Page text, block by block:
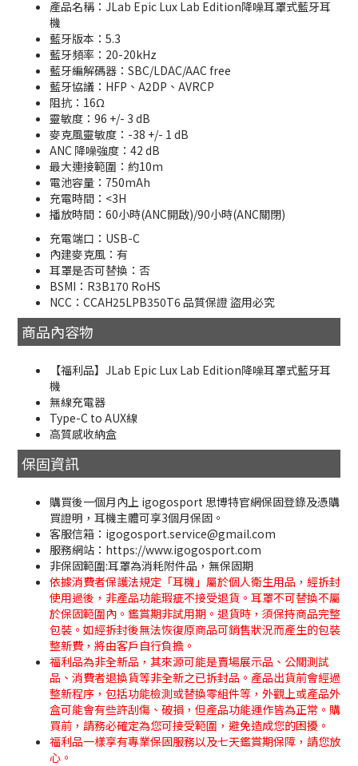
產品名稱：JLab Epic Lux Lab Edition降噪耳罩式藍牙耳
機
藍牙版本：5.3
藍牙頻率：20-20kHz
藍牙編解碼器：SBC/LDAC/AAC free
藍牙協議：HFP、A2DP、AVRCP
阻抗：16Ω
靈敏度：96 +/- 3 dB
麥克風靈敏度：-38 +/- 1 dB
ANC 降噪強度：42 dB
最大連接範圍：約10m
電池容量：750mAh
充電時間：<3H
播放時間：60小時(ANC開啟)/90小時(ANC關閉)
充電端口：USB-C
內建麥克風：有
耳罩是否可替換：否
BSMI：R3B170 RoHS
NCC：CCAH25LPB350T6 品質保證 盜用必究
商品內容物
【福利品】JLab Epic Lux Lab Edition降噪耳罩式藍牙耳
機
無線充電器
Type-C to AUX線
高質感收納盒
保固資訊
購買後一個月內上 igogosport 思博特官網保固登錄及憑購
買證明，耳機主體可享3個月保固。
客服信箱：igogosport.service@gmail.com
服務網站：https://www.igogosport.com
非保固範圍:耳罩為消耗附件品，無保固期
依據消費者保護法規定「耳機」屬於個人衛生用品，經拆封
使用過後，非產品功能瑕疵不接受退貨。耳罩不可替換不屬
於保固範圍內。鑑賞期非試用期。退貨時，須保持商品完整
包裝。如經拆封後無法恢復原商品可銷售狀況而產生的包裝
整新費，將由客戶自行負擔。
福利品為非全新品，其來源可能是賣場展示品、公關測試
品、消費者退換貨等非全新之已拆封品。產品出貨前會經過
整新程序，包括功能檢測或替換零組件等，外觀上或產品外
盒可能會有些許刮傷、破損，但產品功能運作皆為正常。購
買前，請務必確定為您可接受範圍，避免造成您的困擾。
福利品一樣享有專業保固服務以及七天鑑賞期保障，請您放
心。